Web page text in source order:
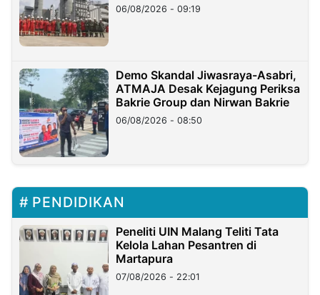
06/08/2026 - 09:19
Demo Skandal Jiwasraya-Asabri,
ATMAJA Desak Kejagung Periksa
Bakrie Group dan Nirwan Bakrie
06/08/2026 - 08:50
PENDIDIKAN
Peneliti UIN Malang Teliti Tata
Kelola Lahan Pesantren di
Martapura
07/08/2026 - 22:01